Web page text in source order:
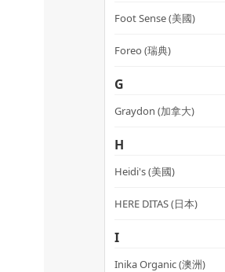
Foot Sense (美國)
Foreo (瑞典)
G
Graydon (加拿大)
H
Heidi's (美國)
HERE DITAS (日本)
I
Inika Organic (澳洲)